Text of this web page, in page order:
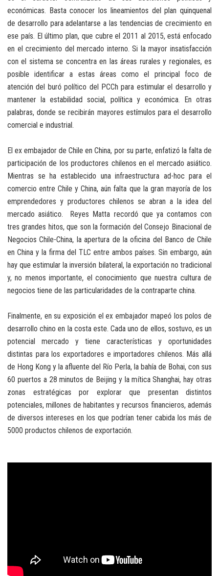
económicas. Basta conocer los lineamientos del plan quinquenal
de desarrollo para adelantarse a las tendencias de crecimiento en
ese país. El último plan, que cubre el 2011 al 2015, está enfocado
en el crecimiento del mercado interno. Si la mayor insatisfacción
con el sistema se concentra en las áreas rurales y regionales, es
posible identificar a estas áreas como el principal foco de
atención del buró político del PCCh para estimular el desarrollo y
mantener la estabilidad social, política y económica. En otras
palabras, donde se recibirán mayores estímulos para el desarrollo
comercial e industrial.
El ex embajador de Chile en China, por su parte, enfatizó la falta de
participación de los productores chilenos en el mercado asiático.
Mientras se ha establecido una infraestructura ad-hoc para el
comercio entre Chile y China, aún falta que la gran mayoría de los
emprendedores y productores chilenos se abran a la idea del
mercado asiático. Reyes Matta recordó que ya contamos con
tres grandes hitos, que son la formación del Consejo Binacional de
Negocios Chile-China, la apertura de la oficina del Banco de Chile
en China y la firma del TLC entre ambos países. Sin embargo, aún
hay que estimular la inversión bilateral, la exportación no tradicional
y, no menos importante, el conocimiento que nuestra cultura de
negocios tiene de las particularidades de la contraparte china.
Finalmente, en su exposición el ex embajador mapeó los polos de
desarrollo chino en la costa este. Cada uno de ellos, sostuvo, es un
potencial mercado y tiene características y oportunidades
distintas para los exportadores e importadores chilenos. Más allá
de Hong Kong y la afluente del Río Perla, la bahía de Bohai, con sus
60 puertos a 28 minutos de Beijing y la mítica Shanghai, hay otras
zonas estratégicas por explorar que presentan distintos
potenciales, millones de habitantes y recursos financieros, además
de diversos intereses en los que podrían tener cabida los más de
5000 productos chilenos de exportación.